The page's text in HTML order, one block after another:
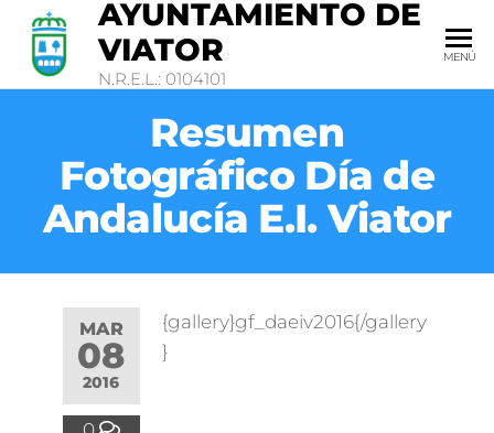
AYUNTAMIENTO DE
VIATOR
N.R.E.L.: 0104101
MENÚ
Resumen
Fotográfico Día de
Andalucía E.I. Viator
MAR
08
2016
{gallery}gf_daeiv2016{/gallery
}